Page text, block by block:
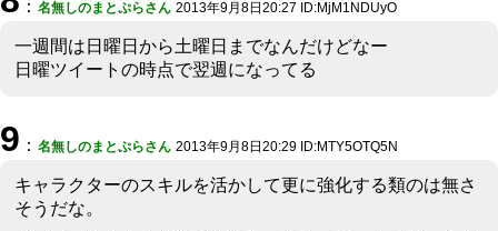
： 名無しのまとぷらさん 2013年9月8日20:27 ID:MjM1NDUyO
一週間は日曜日から土曜日までなんだけどなー
日曜ツイートの時点で翌週になってる
9 ： 名無しのまとぷらさん 2013年9月8日20:29 ID:MTY5OTQ5N
キャラクターのスキルを活かして更に強化する類のは無さ
そうだな。